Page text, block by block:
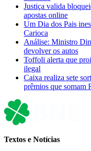
Justiça valida
apostas online
Um Dia dos Pais
Carioca
Análise: Ministro
devolver os autos
Toffoli alerta que
ilegal
Caixa realiza sete
prêmios que somam
Textos e Notícias